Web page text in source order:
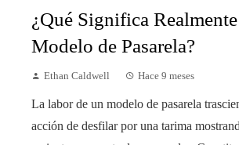
¿Qué Significa
Modelo de Pasarela?
Ethan Caldwell Hace 9 meses
La labor de un modelo de pasarela
acción de desfilar por una tarima